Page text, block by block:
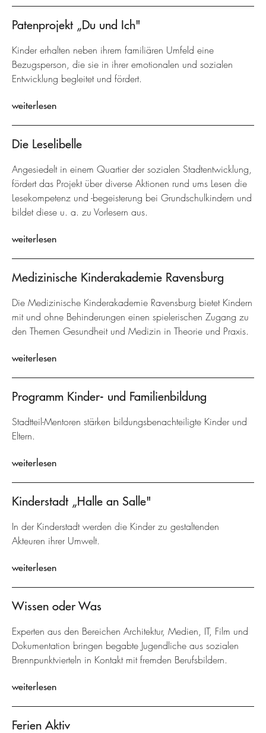
Patenprojekt „Du und Ich"
Kinder erhalten neben ihrem familiären Umfeld eine
Bezugsperson, die sie in ihrer emotionalen und sozialen
Entwicklung begleitet und fördert.
weiterlesen
Die Leselibelle
Angesiedelt in einem Quartier der sozialen Stadtentwicklung,
fördert das Projekt über diverse Aktionen rund ums Lesen die
Lesekompetenz und -begeisterung bei Grundschulkindern und
bildet diese u. a. zu Vorlesern aus.
weiterlesen
Medizinische Kinderakademie Ravensburg
Die Medizinische Kinderakademie Ravensburg bietet Kindern
mit und ohne Behinderungen einen spielerischen Zugang zu
den Themen Gesundheit und Medizin in Theorie und Praxis.
weiterlesen
Programm Kinder- und Familienbildung
Stadtteil-Mentoren stärken bildungsbenachteiligte Kinder und
Eltern.
weiterlesen
Kinderstadt „Halle an Salle"
In der Kinderstadt werden die Kinder zu gestaltenden
Akteuren ihrer Umwelt.
weiterlesen
Wissen oder Was
Experten aus den Bereichen Architektur, Medien, IT, Film und
Dokumentation bringen begabte Jugendliche aus sozialen
Brennpunktvierteln in Kontakt mit fremden Berufsbildern.
weiterlesen
Ferien Aktiv